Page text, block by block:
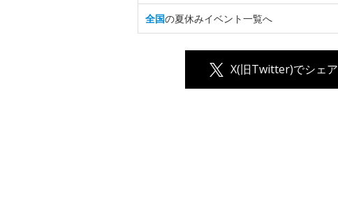
全国の夏休みイベント一覧へ
X(旧Twitter)でシェア